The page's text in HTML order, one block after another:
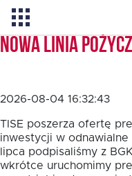
O TISE
Dlaczego TISE?
Nowa linia
2026-08-04 16:32:43
TISE poszerza ofertę
inwestycji w odnawialne
lipca podpisaliśmy z
wkrótce uruchomimy